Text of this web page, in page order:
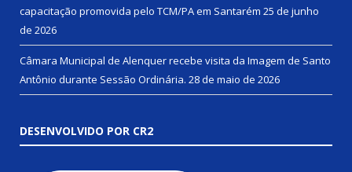
capacitação promovida pelo TCM/PA em Santarém 25 de junho
de 2026
Câmara Municipal de Alenquer recebe visita da Imagem de Santo
Antônio durante Sessão Ordinária. 28 de maio de 2026
DESENVOLVIDO POR CR2